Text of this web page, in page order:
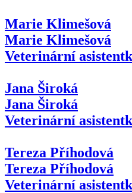
Marie Klimešová
Marie Klimešová
Veterinární
Jana Široká
Jana Široká
Veterinární
Tereza Příhodová
Tereza Příhodová
Veterinární